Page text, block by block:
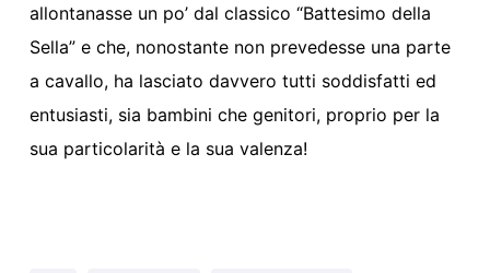
allontanasse un po’ dal classico “Battesimo della
Sella” e che, nonostante non prevedesse una parte
a cavallo, ha lasciato davvero tutti soddisfatti ed
entusiasti, sia bambini che genitori, proprio per la
sua particolarità e la sua valenza!